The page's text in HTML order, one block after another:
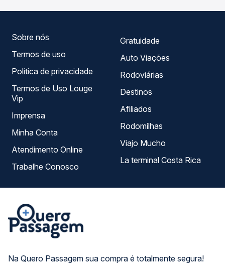
Na Quero Passagem sua compra é totalmente segura!
Sobre nós
Termos de uso
Política de privacidade
Termos de Uso Louge
Vip
Imprensa
Minha Conta
Atendimento Online
Trabalhe Conosco
Gratuidade
Auto Viações
Rodoviárias
Destinos
Afiliados
Rodomilhas
Viajo Mucho
La terminal Costa Rica